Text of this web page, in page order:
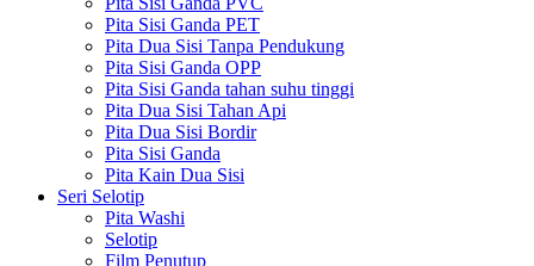
Pita Sisi Ganda PET
Pita Dua Sisi Tanpa Pendukung
Pita Sisi Ganda OPP
Pita Sisi Ganda tahan suhu tinggi
Pita Dua Sisi Tahan Api
Pita Dua Sisi Bordir
Pita Sisi Ganda
Pita Kain Dua Sisi
Seri Selotip
Pita Washi
Selotip
Film Penutup